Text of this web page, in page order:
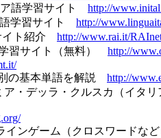
語学習サイト http://
学習サイト http://
イト紹介 http://www.rai.it/
習サイト（無料） http://
の基本単語を解説 http://
ア・デッラ・クルスカ（イタ
インゲーム（クロスワードな